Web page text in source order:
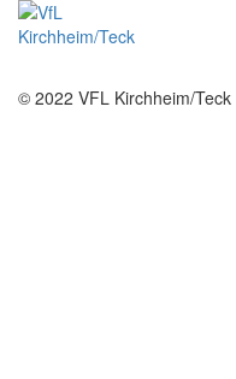
© 2022 VFL Kirchheim/Teck